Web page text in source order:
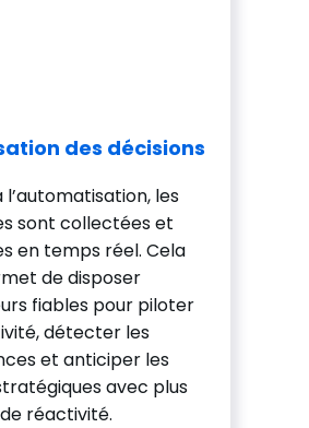
des décisions
l’automatisation, les
sont collectées et
en temps réel. Cela
de disposer
fiables pour piloter
détecter les
et anticiper les
avec plus
de réactivité.